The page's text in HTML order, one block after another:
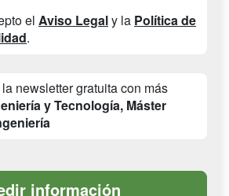
el Aviso Legaly la Política de
.
newsletter gratuita con más
y Tecnología, Máster